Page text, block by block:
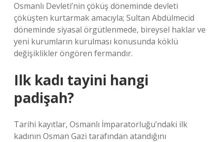
Osmanlı Devleti’nin çöküş döneminde devleti
çöküşten kurtarmak amacıyla; Sultan Abdülmecid
döneminde siyasal örgütlenmede, bireysel haklar ve
yeni kurumların kurulması konusunda köklü
değişiklikler öngören fermandır.
Ilk kadı tayini hangi
padişah?
Tarihi kayıtlar, Osmanlı İmparatorluğu’ndaki ilk
kadının Osman Gazi tarafından atandığını